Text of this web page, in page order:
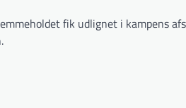
fik udlignet i kampens